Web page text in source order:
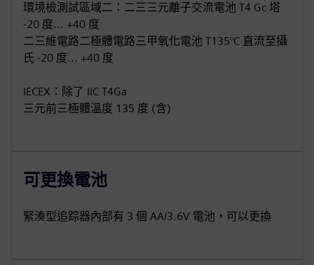
環境檢測試區域二：二三三元離子交流電池 T4 Gc 塔
-20 度... +40 度
二三維電路二極體電路三甲氧化電池 T135°C 直流至攝
氏 -20 度... +40 度
IECEX：除了 IIC T4Ga
三元前三極體溫度 135 度 (含)
可更換電池
緊湊型追踪器內部有 3 個 AA/3.6V 電池，可以更換